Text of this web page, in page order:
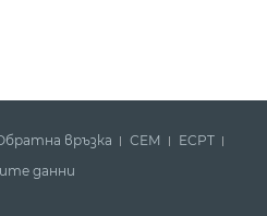
връзка СЕМ
ECPT
данни